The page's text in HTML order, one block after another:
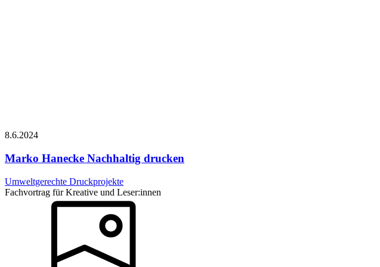
8.6.2024
Marko Hanecke Nachhaltig drucken
Umweltgerechte Druckprojekte
Fachvortrag für Kreative und Leser:innen